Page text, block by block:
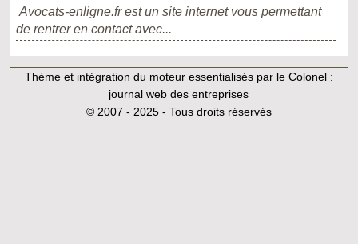
Avocats-enligne.fr est un site internet vous permettant
de rentrer en contact avec...
Thème et intégration du moteur essentialisés par le Colonel :
journal web des entreprises
© 2007 - 2025 - Tous droits réservés